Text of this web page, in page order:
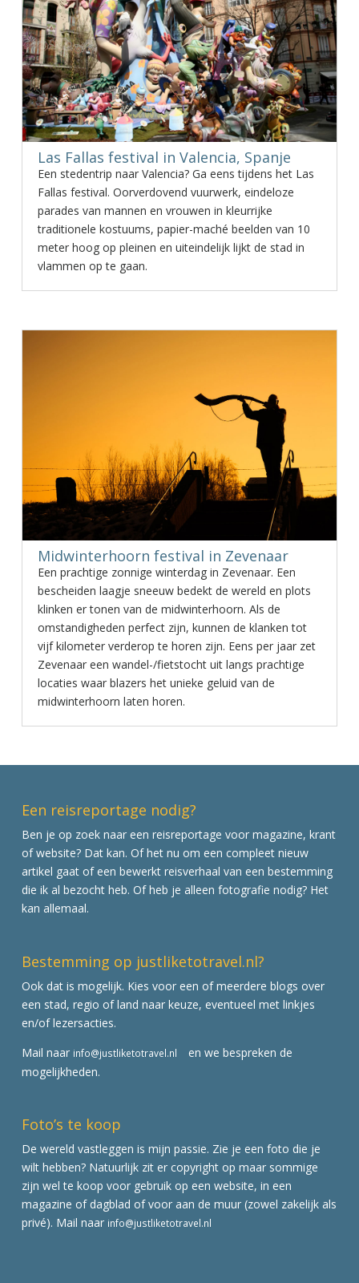
Las Fallas festival in Valencia, Spanje
Een stedentrip naar Valencia? Ga eens tijdens het Las
Fallas festival. Oorverdovend vuurwerk, eindeloze
parades van mannen en vrouwen in kleurrijke
traditionele kostuums, papier-maché beelden van 10
meter hoog op pleinen en uiteindelijk lijkt de stad in
vlammen op te gaan.
Midwinterhoorn festival in Zevenaar
Een prachtige zonnige winterdag in Zevenaar. Een
bescheiden laagje sneeuw bedekt de wereld en plots
klinken er tonen van de midwinterhoorn. Als de
omstandigheden perfect zijn, kunnen de klanken tot
vijf kilometer verderop te horen zijn. Eens per jaar zet
Zevenaar een wandel-/fietstocht uit langs prachtige
locaties waar blazers het unieke geluid van de
midwinterhoorn laten horen.
Een reisreportage nodig?
Ben je op zoek naar een reisreportage voor magazine, krant
of website? Dat kan. Of het nu om een compleet nieuw
artikel gaat of een bewerkt reisverhaal van een bestemming
die ik al bezocht heb. Of heb je alleen fotografie nodig? Het
kan allemaal.
Bestemming op justliketotravel.nl?
Ook dat is mogelijk. Kies voor een of meerdere blogs over
een stad, regio of land naar keuze, eventueel met linkjes
en/of lezersacties.
Mail naar info@justliketotravel.nl
en we bespreken de
mogelijkheden.
Foto’s te koop
De wereld vastleggen is mijn passie. Zie je een foto die je
wilt hebben? Natuurlijk zit er copyright op maar sommige
zijn wel te koop voor gebruik op een website, in een
magazine of dagblad of voor aan de muur (zowel zakelijk als
privé). Mail naar info@justliketotravel.nl